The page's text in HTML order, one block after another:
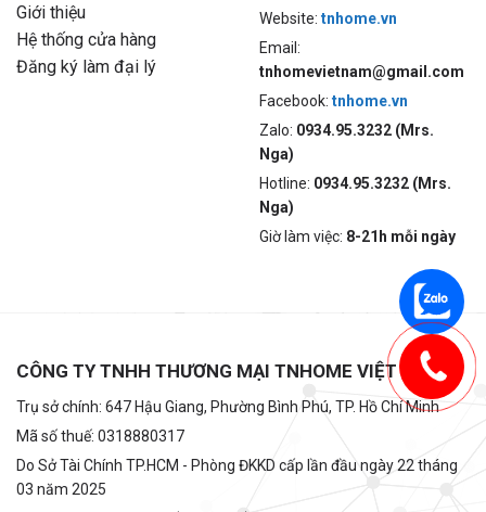
Giới thiệu
Hệ thống cửa hàng
Đăng ký làm đại lý
Website: tnhome.vn
Email:
tnhomevietnam@gmail.com
Facebook: tnhome.vn
Zalo: 0934.95.3232 (Mrs.
Nga)
Hotline: 0934.95.3232 (Mrs.
Nga)
Giờ làm việc: 8-21h mỗi ngày
CÔNG TY TNHH THƯƠNG MẠI TNHOME VIỆT NAM
Trụ sở chính: 647 Hậu Giang, Phường Bình Phú, TP. Hồ Chí Minh
Mã số thuế: 0318880317
Do Sở Tài Chính TP.HCM - Phòng ĐKKD cấp lần đầu ngày 22 tháng
03 năm 2025